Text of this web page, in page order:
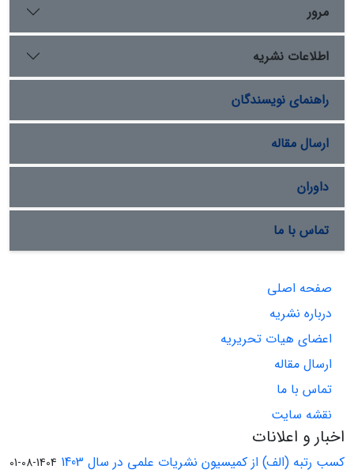
مرور
اطلاعات نشریه
راهنمای نویسندگان
ارسال مقاله
داوران
تماس با ما
صفحه اصلی
درباره نشریه
اعضای هیات تحریریه
ارسال مقاله
تماس با ما
نقشه سایت
اخبار و اعلانات
کسب رتبه (الف) از کمیسیون نشریات علمی در سال 1403 1404-08-01